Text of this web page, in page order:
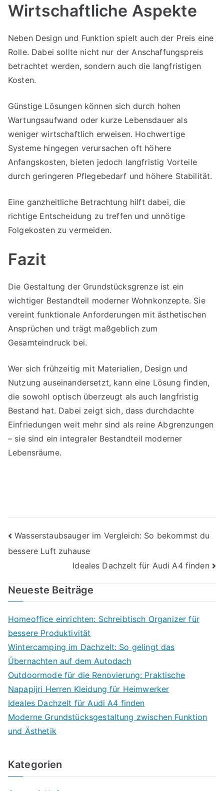
Wirtschaftliche Aspekte
Neben Design und Funktion spielt auch der Preis eine
Rolle. Dabei sollte nicht nur der Anschaffungspreis
betrachtet werden, sondern auch die langfristigen
Kosten.
Günstige Lösungen können sich durch hohen
Wartungsaufwand oder kurze Lebensdauer als
weniger wirtschaftlich erweisen. Hochwertige
Systeme hingegen verursachen oft höhere
Anfangskosten, bieten jedoch langfristig Vorteile
durch geringeren Pflegebedarf und höhere Stabilität.
Eine ganzheitliche Betrachtung hilft dabei, die
richtige Entscheidung zu treffen und unnötige
Folgekosten zu vermeiden.
Fazit
Die Gestaltung der Grundstücksgrenze ist ein
wichtiger Bestandteil moderner Wohnkonzepte. Sie
vereint funktionale Anforderungen mit ästhetischen
Ansprüchen und trägt maßgeblich zum
Gesamteindruck bei.
Wer sich frühzeitig mit Materialien, Design und
Nutzung auseinandersetzt, kann eine Lösung finden,
die sowohl optisch überzeugt als auch langfristig
Bestand hat. Dabei zeigt sich, dass durchdachte
Einfriedungen weit mehr sind als reine Abgrenzungen
– sie sind ein integraler Bestandteil moderner
Lebensräume.
Beitragsnavigation
Wasserstaubsauger im Vergleich: So bekommst du
bessere Luft zuhause
Ideales Dachzelt für Audi A4 finden
Neueste Beiträge
Homeoffice einrichten: Schreibtisch Organizer für
bessere Produktivität
Wintercamping im Dachzelt: So gelingt das
Übernachten auf dem Autodach
Outdoormode für die Renovierung: Praktische
Napapijri Herren Kleidung für Heimwerker
Ideales Dachzelt für Audi A4 finden
Moderne Grundstücksgestaltung zwischen Funktion
und Ästhetik
Kategorien